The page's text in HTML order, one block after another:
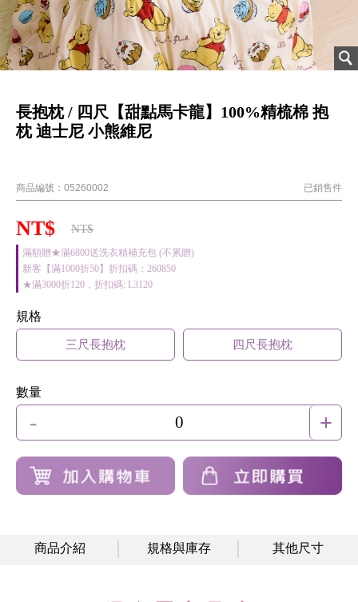
長抱枕 / 四尺【甜點馬卡龍】100%精梳棉 抱
枕 迪士尼 小熊維尼
商品編號： 05260002 已銷售件
NT$ NT$
滿額贈★滿6800送洗衣精補充包 (不累贈)
新客【滿1000折50】折扣碼：260850
★滿3000折120，折扣碼: L3120
規格
三尺長抱枕 四尺長抱枕
數量
- 0 +
商品介紹 規格與庫存 其他尺寸